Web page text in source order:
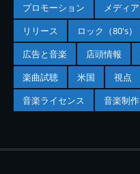
プロモーション
メディア
リリース
ロック（80's）
広告と音楽
店頭情報
楽曲試聴
米国 視点
音楽ライセンス
音楽制作